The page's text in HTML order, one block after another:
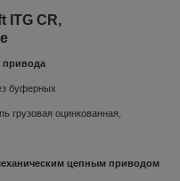
ITG CR,
привода
буферных
грузовая оцинкованная,
цепным приводом